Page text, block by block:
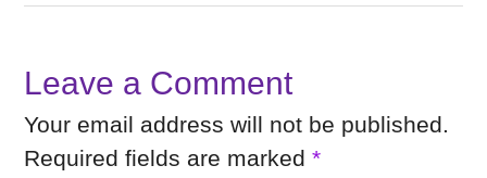
Leave a Comment
Your email address will not be published.
Required fields are marked*